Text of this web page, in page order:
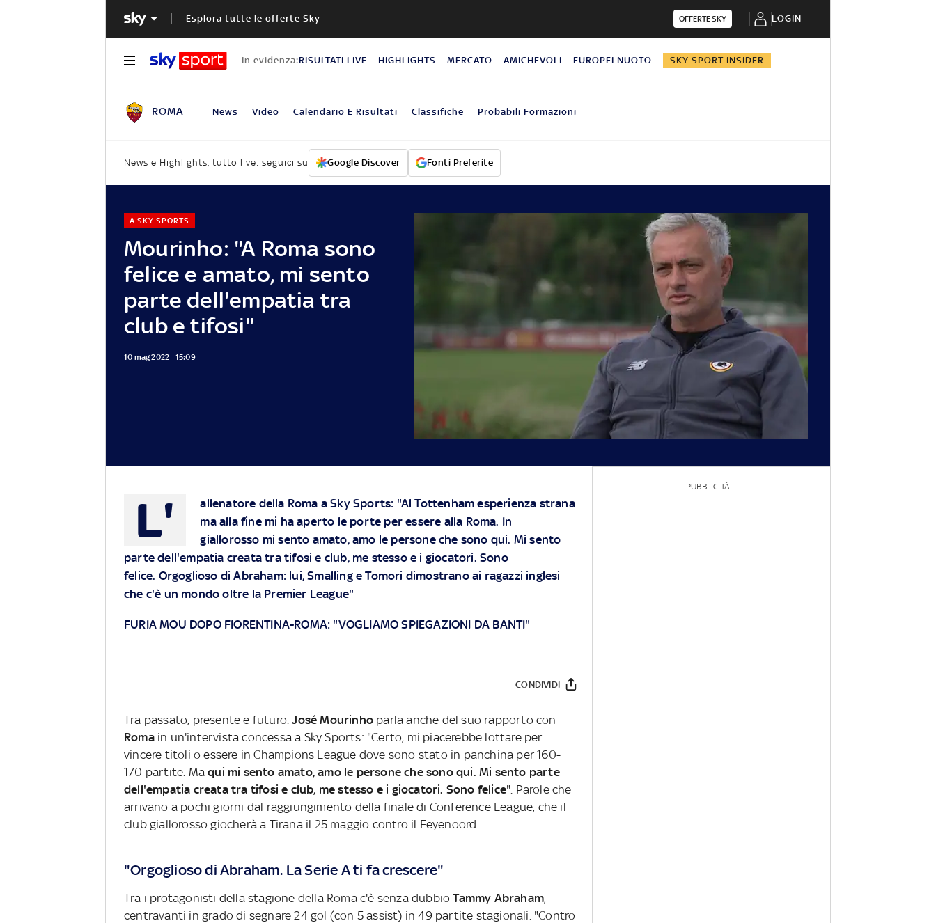
Esplora tutte le offerte Sky OFFERTE SKY LOGIN
In evidenza:RISULTATI LIVE HIGHLIGHTS MERCATO AMICHEVOLI EUROPEI NUOTO SKY SPORT INSIDER
ROMA News Video Calendario E Risultati Classifiche Probabili Formazioni
News e Highlights, tutto live: seguici su Google Discover Fonti Preferite
Mourinho: "A Roma sono
felice e amato, mi sento
parte dell'empatia tra
club e tifosi"
A SKY SPORTS
10 mag 2022 - 15:09
L'
allenatore della Roma a Sky Sports: "Al Tottenham esperienza strana
ma alla fine mi ha aperto le porte per essere alla Roma. In
giallorosso mi sento amato, amo le persone che sono qui. Mi sento
parte dell'empatia creata tra tifosi e club, me stesso e i giocatori. Sono
felice. Orgoglioso di Abraham: lui, Smalling e Tomori dimostrano ai ragazzi inglesi
che c'è un mondo oltre la Premier League"
FURIA MOU DOPO FIORENTINA-ROMA: "VOGLIAMO SPIEGAZIONI DA BANTI"
CONDIVIDI
Tra passato, presente e futuro.José Mourinho parla anche del suo rapporto con
Roma in un'intervista concessa a Sky Sports: "Certo, mi piacerebbe lottare per
vincere titoli o essere in Champions League dove sono stato in panchina per 160-
170 partite. Ma qui mi sento amato, amo le persone che sono qui. Mi sento parte
dell'empatia creata tra tifosi e club, me stesso e i giocatori. Sono felice". Parole che
arrivano a pochi giorni dal raggiungimento della finale di Conference League, che il
club giallorosso giocherà a Tirana il 25 maggio contro il Feyenoord.
"Orgoglioso di Abraham. La Serie A ti fa crescere"
Tra i protagonisti della stagione della Roma c'è senza dubbioTammy Abraham,
centravanti in grado di segnare 24 gol (con 5 assist) in 49 partite stagionali. "Contro
PUBBLICITÀ